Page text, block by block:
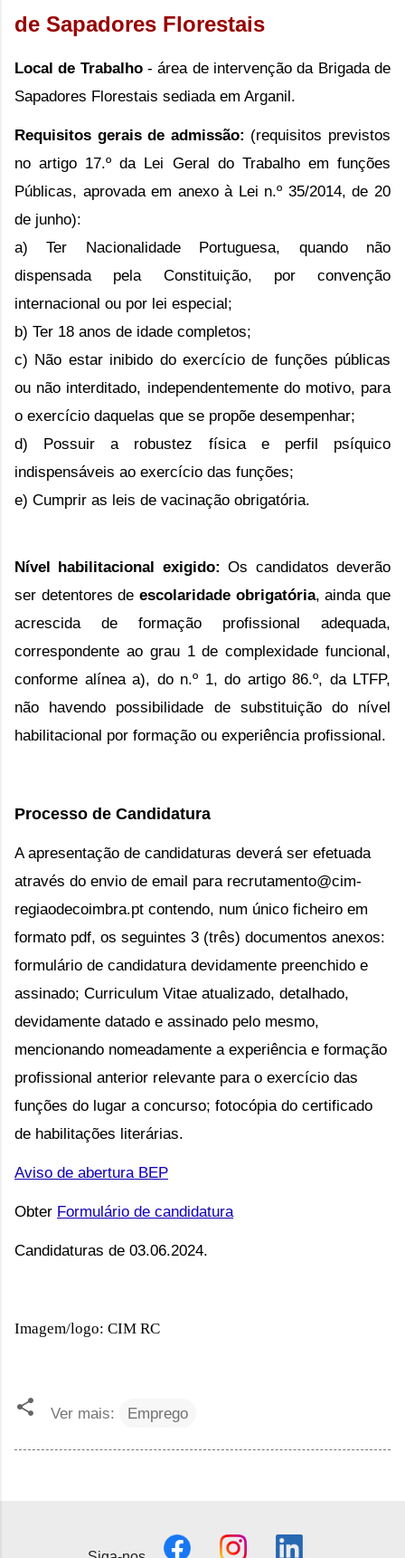
de Sapadores Florestais
Local de Trabalho- área de intervenção da Brigada de
Sapadores Florestais sediada em Arganil.
Requisitos gerais de admissão: (requisitos previstos
no artigo 17.º da Lei Geral do Trabalho em funções
Públicas, aprovada em anexo à Lei n.º 35/2014, de 20
de junho):
a) Ter Nacionalidade Portuguesa, quando não
dispensada pela Constituição, por convenção
internacional ou por lei especial;
b) Ter 18 anos de idade completos;
c) Não estar inibido do exercício de funções públicas
ou não interditado, independentemente do motivo, para
o exercício daquelas que se propõe desempenhar;
d) Possuir a robustez física e perfil psíquico
indispensáveis ao exercício das funções;
e) Cumprir as leis de vacinação obrigatória.
Nível habilitacional exigido:Os candidatos deverão
ser detentores de escolaridade obrigatória, ainda que
acrescida de formação profissional adequada,
correspondente ao grau 1 de complexidade funcional,
conforme alínea a), do n.º 1, do artigo 86.º, da LTFP,
não havendo possibilidade de substituição do nível
habilitacional por formação ou experiência profissional.
Processo de Candidatura
A apresentação de candidaturas deverá ser efetuada
através do envio de email para recrutamento@cim-
regiaodecoimbra.pt contendo, num único ficheiro em
formato pdf, os seguintes 3 (três) documentos anexos:
formulário de candidatura devidamente preenchido e
assinado; Curriculum Vitae atualizado, detalhado,
devidamente datado e assinado pelo mesmo,
mencionando nomeadamente a experiência e formação
profissional anterior relevante para o exercício das
funções do lugar a concurso; fotocópia do certificado
de habilitações literárias.
Aviso de abertura BEP
Obter Formulário de candidatura
Candidaturas de 03.06.2024.
Imagem/logo: CIM RC
Ver mais: Emprego